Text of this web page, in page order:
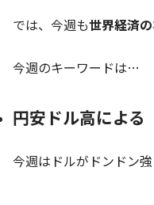
では、今週も世界経済
今週のキーワードは…
円安ドル高による
今週はドルがドンドン